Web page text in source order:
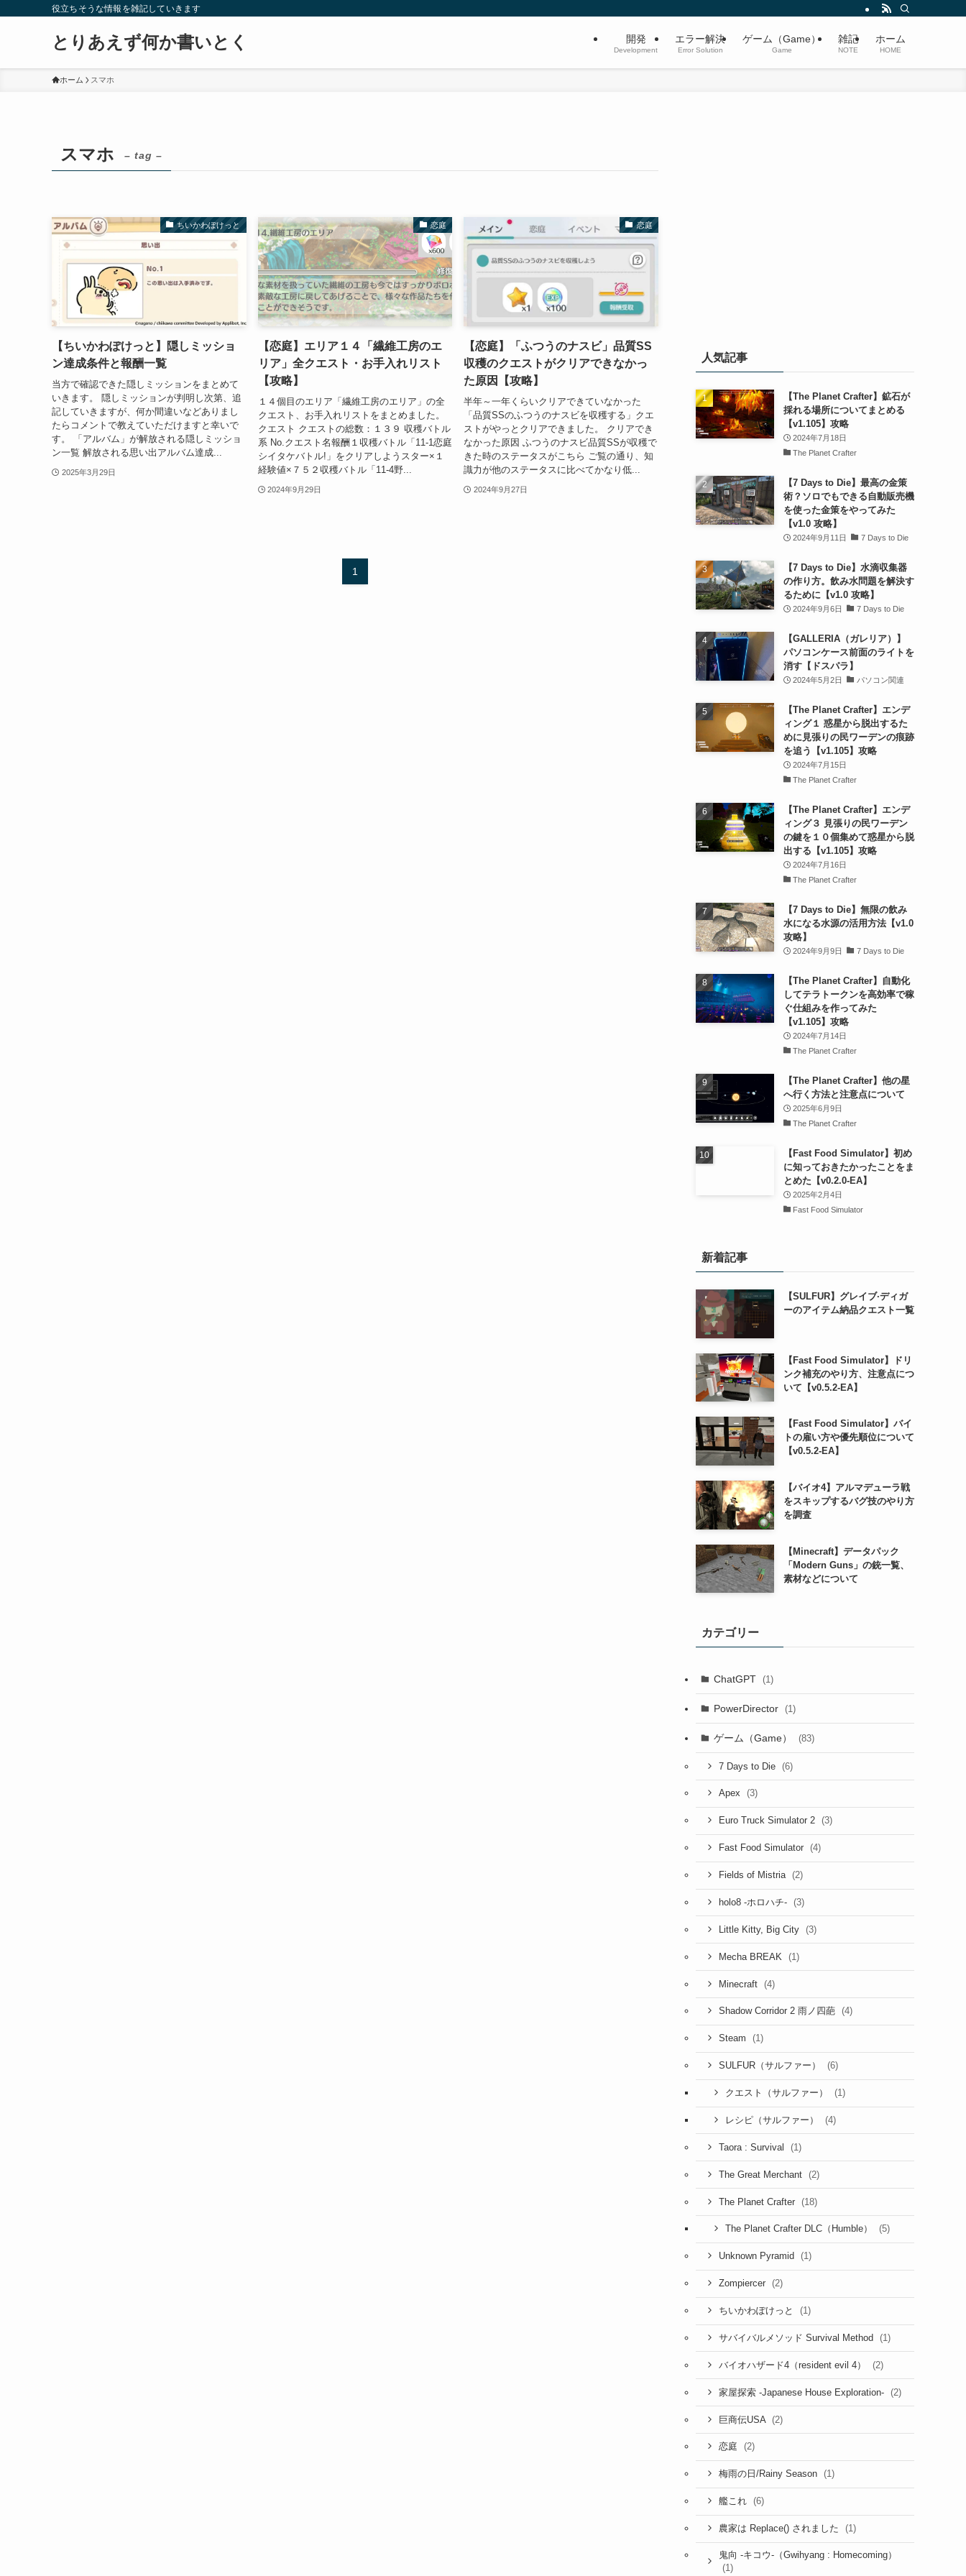
役立ちそうな情報を雑記していきます
とりあえず何か書いとく 開発
Development
エラー解決
Error Solution
ゲーム（Game）
Game
雑記
NOTE
ホーム
HOME
ホーム スマホ
スマホ – tag –
ちいかわぽけっと
【ちいかわぽけっと】隠しミッショ
ン達成条件と報酬一覧
当方で確認できた隠しミッションをまとめて
いきます。 隠しミッションが判明し次第、追
記していきますが、何か間違いなどありまし
たらコメントで教えていただけますと幸いで
す。 「アルバム」が解放される隠しミッショ
ン一覧 解放される思い出アルバム達成...
2025年3月29日
恋庭
【恋庭】エリア１４「繊維工房のエ
リア」全クエスト・お手入れリスト
【攻略】
１４個目のエリア「繊維工房のエリア」の全
クエスト、お手入れリストをまとめました。
クエスト クエストの総数：１３９ 収穫バトル
系 No.クエスト名報酬１収穫バトル「11-1恋庭
シイタケバトル!」をクリアしようスター×１
経験値×７５２収穫バトル「11-4野...
2024年9月29日
恋庭
【恋庭】「ふつうのナスビ」品質SS
収穫のクエストがクリアできなかっ
た原因【攻略】
半年～一年くらいクリアできていなかった
「品質SSのふつうのナスビを収穫する」クエ
ストがやっとクリアできました。 クリアでき
なかった原因 ふつうのナスビ品質SSが収穫で
きた時のステータスがこちら ご覧の通り、知
識力が他のステータスに比べてかなり低...
2024年9月27日
1
人気記事
【The Planet Crafter】鉱石が
採れる場所についてまとめる
【v1.105】攻略
2024年7月18日
The Planet Crafter
【7 Days to Die】最高の金策
術？ソロでもできる自動販売機
を使った金策をやってみた
【v1.0 攻略】
2024年9月11日 7 Days to Die
【7 Days to Die】水滴収集器
の作り方。飲み水問題を解決す
るために【v1.0 攻略】
2024年9月6日 7 Days to Die
【GALLERIA（ガレリア）】
パソコンケース前面のライトを
消す【ドスパラ】
2024年5月2日 パソコン関連
【The Planet Crafter】エンデ
ィング１ 惑星から脱出するた
めに見張りの民ワーデンの痕跡
を追う【v1.105】攻略
2024年7月15日
The Planet Crafter
【The Planet Crafter】エンデ
ィング３ 見張りの民ワーデン
の鍵を１０個集めて惑星から脱
出する【v1.105】攻略
2024年7月16日
The Planet Crafter
【7 Days to Die】無限の飲み
水になる水源の活用方法【v1.0
攻略】
2024年9月9日 7 Days to Die
【The Planet Crafter】自動化
してテラトークンを高効率で稼
ぐ仕組みを作ってみた
【v1.105】攻略
2024年7月14日
The Planet Crafter
【The Planet Crafter】他の星
へ行く方法と注意点について
2025年6月9日
The Planet Crafter
【Fast Food Simulator】初め
に知っておきたかったことをま
とめた【v0.2.0-EA】
2025年2月4日
Fast Food Simulator
新着記事
【SULFUR】グレイブ·ディガ
ーのアイテム納品クエスト一覧
【Fast Food Simulator】ドリ
ンク補充のやり方、注意点につ
いて【v0.5.2-EA】
【Fast Food Simulator】バイ
トの雇い方や優先順位について
【v0.5.2-EA】
【バイオ4】アルマデューラ戦
をスキップするバグ技のやり方
を調査
【Minecraft】データパック
「Modern Guns」の銃一覧、
素材などについて
カテゴリー
ChatGPT (1)
PowerDirector (1)
ゲーム（Game） (83)
7 Days to Die (6)
Apex (3)
Euro Truck Simulator 2 (3)
Fast Food Simulator (4)
Fields of Mistria (2)
holo8 -ホロハチ- (3)
Little Kitty, Big City (3)
Mecha BREAK (1)
Minecraft (4)
Shadow Corridor 2 雨ノ四葩 (4)
Steam (1)
SULFUR（サルファー） (6)
クエスト（サルファー） (1)
レシピ（サルファー） (4)
Taora : Survival (1)
The Great Merchant (2)
The Planet Crafter (18)
The Planet Crafter DLC（Humble） (5)
Unknown Pyramid (1)
Zompiercer (2)
ちいかわぽけっと (1)
サバイバルメソッド Survival Method (1)
バイオハザード4（resident evil 4） (2)
家屋探索 -Japanese House Exploration- (2)
巨商伝USA (2)
恋庭 (2)
梅雨の日/Rainy Season (1)
艦これ (6)
農家は Replace() されました (1)
鬼向 -キコウ-（Gwihyang : Homecoming）
(1)